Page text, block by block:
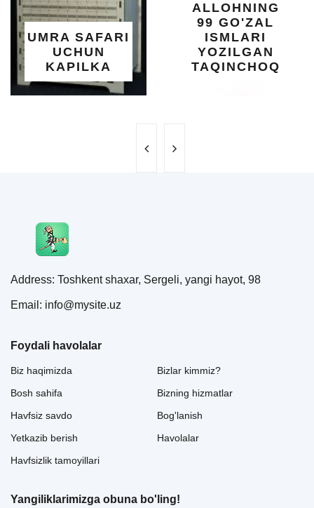
UMRA SAFARI
UCHUN
KAPILKA
ALLOHNING
99 GO'ZAL
ISMLARI
YOZILGAN
TAQINCHOQ
Address: Toshkent shaxar, Sergeli, yangi hayot, 98
Email: info@mysite.uz
Foydali havolalar
Biz haqimizda
Bosh sahifa
Havfsiz savdo
Yetkazib berish
Havfsizlik tamoyillari
Bizlar kimmiz?
Bizning hizmatlar
Bog'lanish
Havolalar
Yangiliklarimizga obuna bo'ling!